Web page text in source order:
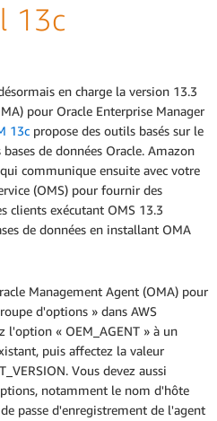
13c
en charge la version 13.3
pour Oracle Enterprise Manager
13c propose des outils basés sur le
de données Oracle. Amazon
communique ensuite avec votre
(OMS) pour fournir des
clients exécutant OMS 13.3
de données en installant OMA
Management Agent (OMA) pour
d'options » dans AWS
l'option « OEM_AGENT » à un
puis affectez la valeur
Vous devez aussi
notamment le nom d'hôte
passe d'enregistrement de l'agent